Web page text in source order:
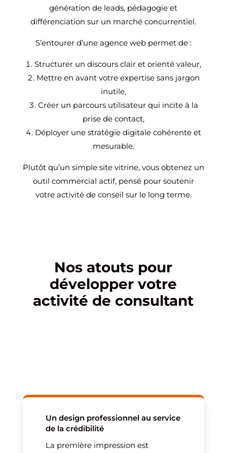
génération de leads, pédagogie et
différenciation sur un marché concurrentiel.
S’entourer d’une agence web permet de :
Structurer un discours clair et orienté valeur,
Mettre en avant votre expertise sans jargon
inutile,
Créer un parcours utilisateur qui incite à la
prise de contact,
Déployer une stratégie digitale cohérente et
mesurable.
Plutôt qu’un simple site vitrine, vous obtenez un
outil commercial actif, pensé pour soutenir
votre activité de conseil sur le long terme.
Nos atouts pour
développer votre
activité de consultant
Un design professionnel au service
de la crédibilité
La première impression est